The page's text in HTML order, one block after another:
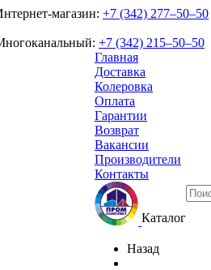
магазин: +7 (342) 277‒50‒50
+7 (342) 215‒50‒50
Главная
Доставка
Колеровка
Оплата
Гарантии
Возврат
Вакансии
Производители
Контакты
Каталог
Назад